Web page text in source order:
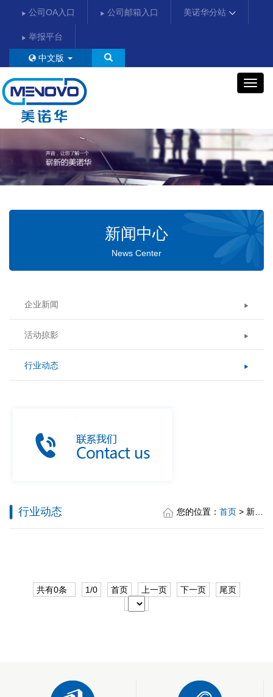
公司OA入口 公司邮箱入口 美诺华分站
举报平台
中文版
美
诺
新闻中心
News Center
企业新闻
活动掠影
行业动态
行业动态 您的位置： 首页> 新闻中心 > 行业动态
共有0条 1/0 首页 上一页 下一页 尾页